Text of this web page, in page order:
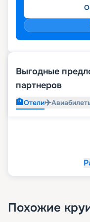
Выгодные
партнеров
🏨Отели✈️
Похожие